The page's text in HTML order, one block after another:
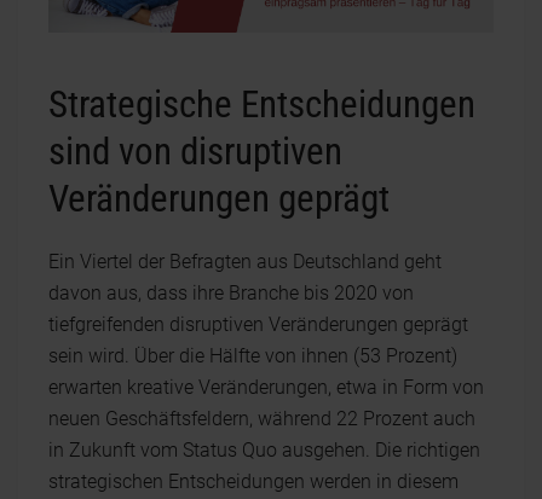
Strategische Entscheidungen
sind von disruptiven
Veränderungen geprägt
Ein Viertel der Befragten aus Deutschland geht
davon aus, dass ihre Branche bis 2020 von
tiefgreifenden disruptiven Veränderungen geprägt
sein wird. Über die Hälfte von ihnen (53 Prozent)
erwarten kreative Veränderungen, etwa in Form von
neuen Geschäftsfeldern, während 22 Prozent auch
in Zukunft vom Status Quo ausgehen. Die richtigen
strategischen Entscheidungen werden in diesem